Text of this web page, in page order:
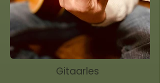
Gitaarles